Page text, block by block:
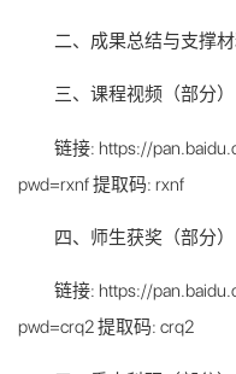
二、成果总结与支撑材
三、课程视频（部分）
链接: https://
pwd=rxnf 提取码: rxnf
四、师生获奖（部分）
链接: https://
pwd=crq2 提取码: crq2